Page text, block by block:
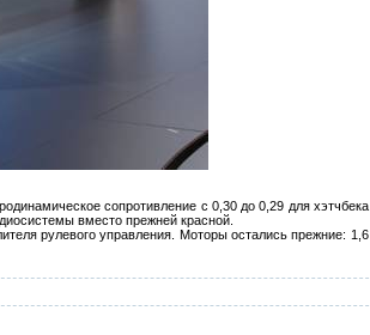
сопротивление с 0,30 до 0,29 для
вместо прежней красной.
рулевого управления. Моторы остались прежние: 1,6